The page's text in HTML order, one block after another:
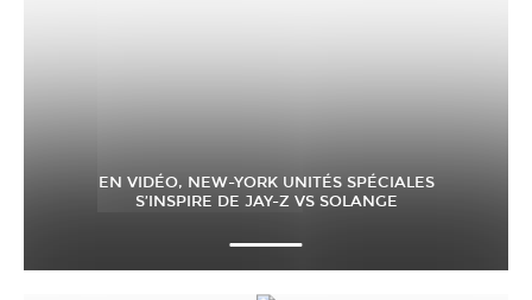
EN VIDÉO, NEW-YORK UNITÉS SPÉCIALES
S’INSPIRE DE JAY-Z VS SOLANGE